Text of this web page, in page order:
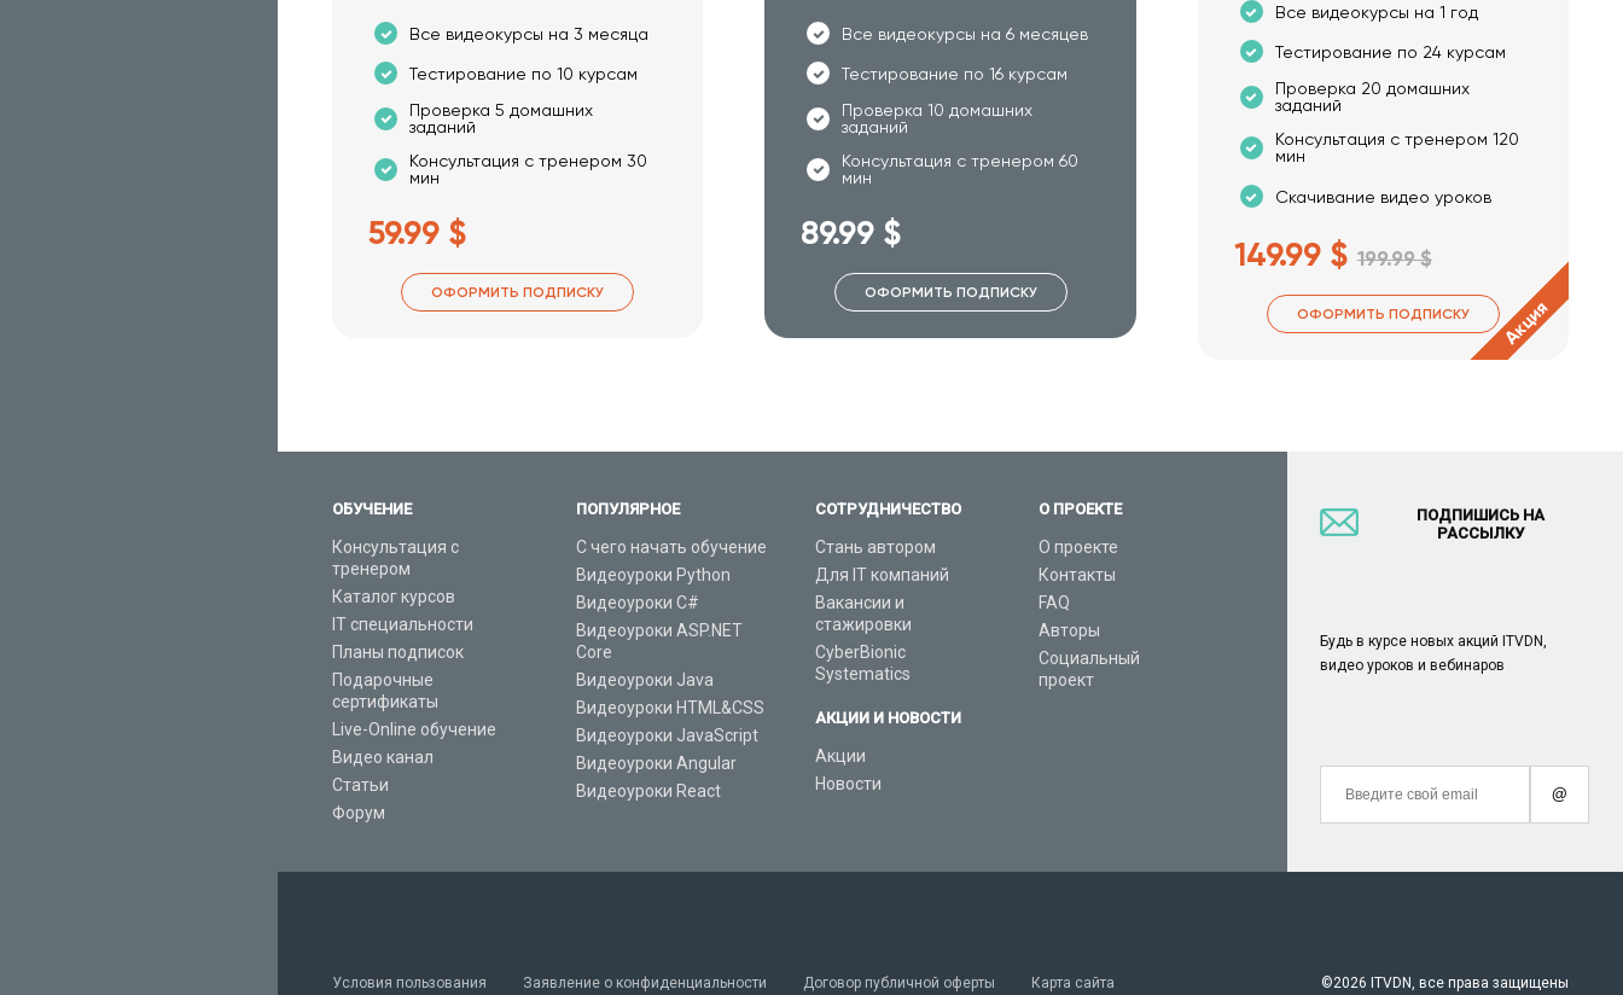
Все видеокурсы на 3 месяца
Тестирование по 10 курсам
Проверка 5 домашних
заданий
Консультация с тренером 30
мин
59.99 $
ОФОРМИТЬ ПОДПИСКУ
Все видеокурсы на 6 месяцев
Тестирование по 16 курсам
Проверка 10 домашних
заданий
Консультация с тренером 60
мин
89.99 $
ОФОРМИТЬ ПОДПИСКУ
Все видеокурсы на 1 год
Тестирование по 24 курсам
Проверка 20 домашних
заданий
Консультация с тренером 120
мин
Скачивание видео уроков
149.99 $ 199.99 $
ОФОРМИТЬ ПОДПИСКУ Акция
ОБУЧЕНИЕ
Консультация с
тренером
Каталог курсов
IT специальности
Планы подписок
Подарочные
сертификаты
Live-Online обучение
Видео канал
Статьи
Форум
ПОПУЛЯРНОЕ
С чего начать обучение
Видеоуроки Python
Видеоуроки C#
Видеоуроки ASP.NET
Core
Видеоуроки Java
Видеоуроки HTML&CSS
Видеоуроки JavaScript
Видеоуроки Angular
Видеоуроки React
СОТРУДНИЧЕСТВО
Стань автором
Для IT компаний
Вакансии и
стажировки
CyberBionic
Systematics
АКЦИИ И НОВОСТИ
Акции
Новости
О ПРОЕКТЕ
О проекте
Контакты
FAQ
Авторы
Социальный
проект
ПОДПИШИСЬ НА
РАССЫЛКУ
Будь в курсе новых акций ITVDN,
видео уроков и вебинаров
@
Условия пользования Заявление о конфиденциальности Договор публичной оферты Карта сайта ©2026 ITVDN, все права защищены